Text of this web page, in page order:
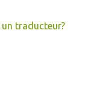
traducteur?